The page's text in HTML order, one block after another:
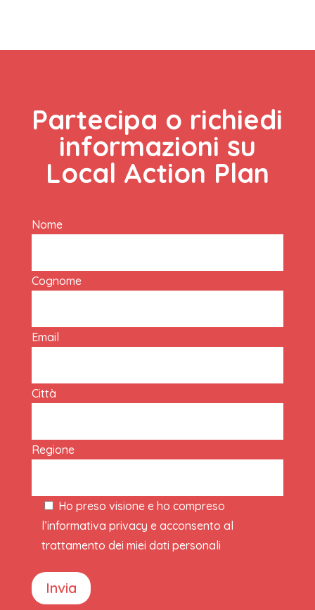
Partecipa o richiedi
informazioni su
Local Action Plan
Nome
Cognome
Email
Città
Regione
Ho preso visione e ho compreso
l’informativa privacy e acconsento al
trattamento dei miei dati personali
Invia